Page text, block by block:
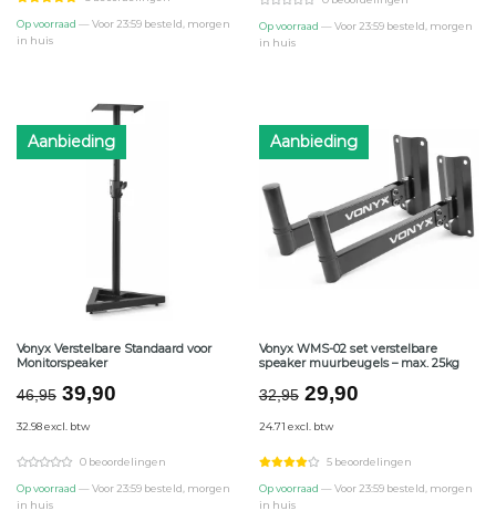
Op voorraad — Voor 23:59 besteld, morgen
in huis
Op voorraad — Voor 23:59 besteld, morgen
in huis
Aanbieding
Vonyx Verstelbare Standaard voor
Monitorspeaker
46,95 Oorspronkelijke
was:
€46,95.
39,90Huidige
€39,90.
32.98 excl. btw
0 beoordelingen
Op voorraad — Voor 23:59 besteld, morgen
in huis
Aanbieding
Vonyx WMS-02 set verstelbare
speaker muurbeugels – max. 25kg
32,95 Oorspronkelijke
was:
€32,95.
29,90Huidige
€29,90.
24.71 excl. btw
5 beoordelingen
Op voorraad — Voor 23:59 besteld, morgen
in huis